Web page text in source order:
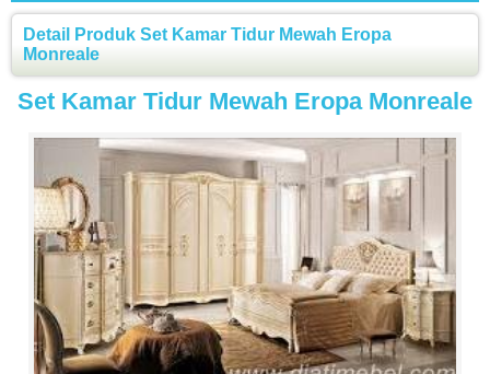
Detail Produk Set Kamar Tidur Mewah Eropa
Monreale
Set Kamar Tidur Mewah Eropa Monreale